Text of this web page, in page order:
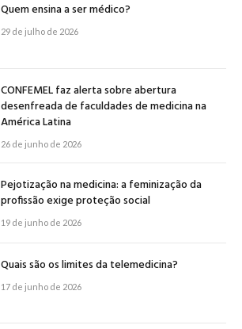
Quem ensina a ser médico?
29 de julho de 2026
CONFEMEL faz alerta sobre abertura
desenfreada de faculdades de medicina na
América Latina
26 de junho de 2026
Pejotização na medicina: a feminização da
profissão exige proteção social
19 de junho de 2026
Quais são os limites da telemedicina?
17 de junho de 2026